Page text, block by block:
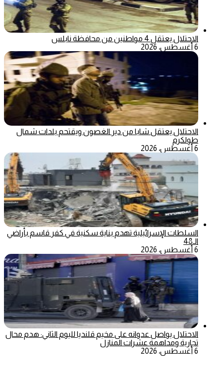
الاحتلال يعتقل 4 مواطنين من محافظة نابلس
6 أغسطس، 2026
الاحتلال يعتقل شابا من دير الغصون ويقتحم بلدات شمال
طولكرم
6 أغسطس، 2026
السلطات الإسرائيلية تهدم بناية سكنية في كفر قاسم بأراضي
الـ48
6 أغسطس، 2026
الاحتلال يواصل عدوانه على مخيم قلنديا لليوم الثاني: هدم محال
تجارية ومداهمة عشرات المنازل
6 أغسطس، 2026